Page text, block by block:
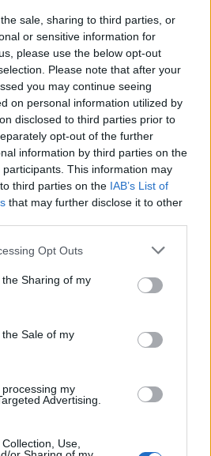
sale, sharing to third parties, or
or sensitive information for
please use the below opt-out
Please note that after your
you may continue seeing
on personal information utilized by
disclosed to third parties prior to
opt-out of the further
information by third parties on the
participants. This information may
third parties on the IAB’s List of
that may further disclose it to other
Opt Outs
Sharing of my
Sale of my
my
Advertising.
Use,
- Milan-Napoli, sfida per la
- 11:41
- Milan-Napoli, ultime sulle
- 20:38
i 22 convocati di Inzaghi out 4
Napoli ha l'attacco più forte
- Milan-Napoli, prevendita flop
trasferta per i tifosi azzurri
"Milan gara più
- 14:38
- Inzaghi: "Il Napoli ha